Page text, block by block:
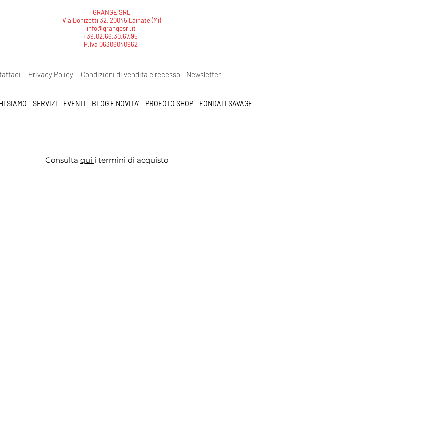
GRANGE SRL
Via Donizetti 32, 20045 Lainate (Mi)
info@grangesrl.it
+39.02.66.30.67.95
P.Iva 06306040962
- Privacy Policy - Condizioni di vendita e recesso - Newsletter
SIAMO - SERVIZI - EVENTI - BLOG E NOVITA'- PROFOTO SHOP- FONDALI SAVAGE
Consulta qui i termini di acquisto